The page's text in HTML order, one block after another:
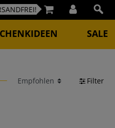
SALE
Filter